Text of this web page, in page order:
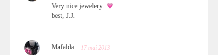
Very nice jewelery.
best, J.J.
Mafalda 17 mai 2013